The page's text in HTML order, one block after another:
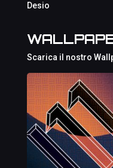
Desio
Scarica il nostro